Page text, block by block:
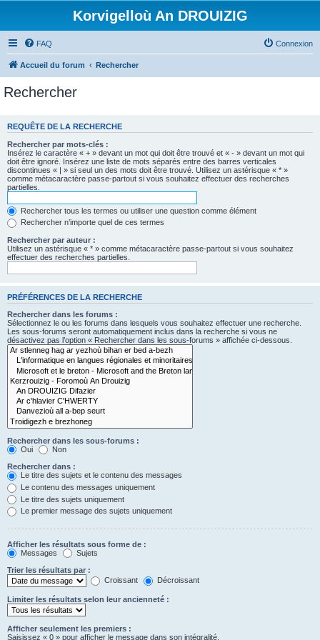
Korvigelloù An DROUIZIG
FAQ Connexion
Accueil du forum Rechercher
Rechercher
REQUÊTE DE LA RECHERCHE
Rechercher par mots-clés :
Insérez le caractère « + » devant un mot qui doit être trouvé et « - » devant un mot qui
doit être ignoré. Insérez une liste de mots séparés entre des barres verticales
discontinues « | » si seul un des mots doit être trouvé. Utilisez un astérisque « * »
comme métacaractère passe-partout si vous souhaitez effectuer des recherches
partielles.
Rechercher tous les termes ou utiliser une question comme élément
Rechercher n’importe quel de ces termes
Rechercher par auteur :
Utilisez un astérisque « * » comme métacaractère passe-partout si vous souhaitez
effectuer des recherches partielles.
PRÉFÉRENCES DE LA RECHERCHE
Rechercher dans les forums :
Sélectionnez le ou les forums dans lesquels vous souhaitez effectuer une recherche.
Les sous-forums seront automatiquement inclus dans la recherche si vous ne
désactivez pas l’option « Rechercher dans les sous-forums » affichée ci-dessous.
Rechercher dans les sous-forums :
Oui
Non
Rechercher dans :
Le titre des sujets et le contenu des messages
Le contenu des messages uniquement
Le titre des sujets uniquement
Le premier message des sujets uniquement
Afficher les résultats sous forme de :
Messages
Sujets
Trier les résultats par :
Croissant
Décroissant
Limiter les résultats selon leur ancienneté :
Afficher seulement les premiers :
Saisissez « 0 » pour afficher le message dans son intégralité.